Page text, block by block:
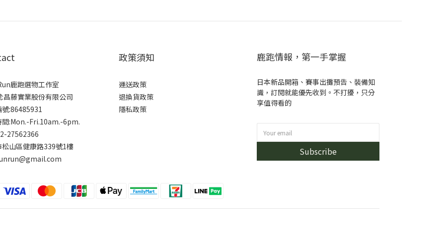
鹿跑選物工作室
昌藤實業股份有限公司
:86485931
間:Mon.-Fri.10am.-6pm.
27562366
山區健康路339號1樓
政策須知
運送政策
退換貨政策
隱私政策
鹿跑情報，第一手掌握
日本新品開箱、賽事出攤預告、裝備知
識，訂閱就能優先收到。不打擾，只分
享值得看的
Subscribe